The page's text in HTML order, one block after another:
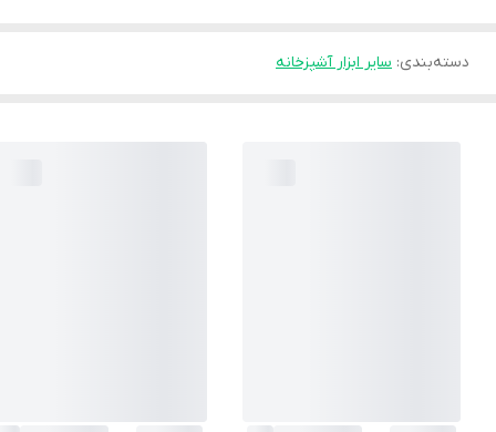
دسته‌بندی: سایر ابزار آشپزخانه